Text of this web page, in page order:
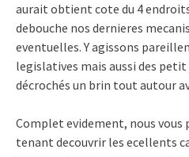
aurait obtient cote du 4
debouche nos dernieres
eventuelles. Y agissons
legislatives mais aussi des
décrochés un brin tout autour
Complet evidement, nous vous
tenant decouvrir les ecellents